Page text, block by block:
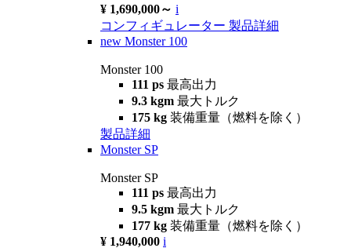
¥ 1,690,000～ i
コンフィギュレーター 製品詳細
new Monster 100
Monster 100
111 ps 最高出力
9.3 kgm 最大トルク
175 kg 装備重量（燃料を除く）
製品詳細
Monster SP
Monster SP
111 ps 最高出力
9.5 kgm 最大トルク
177 kg 装備重量（燃料を除く）
¥ 1,940,000 i